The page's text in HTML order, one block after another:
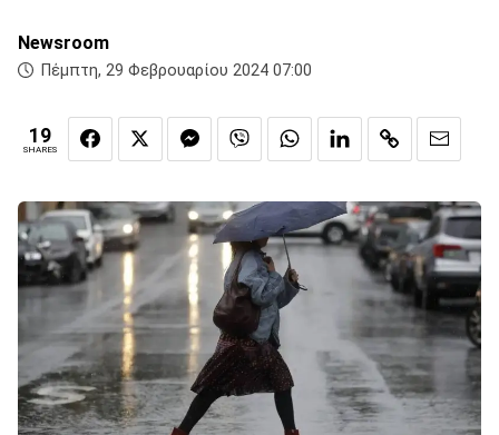
Newsroom
Πέμπτη, 29 Φεβρουαρίου 2024 07:00
19
SHARES